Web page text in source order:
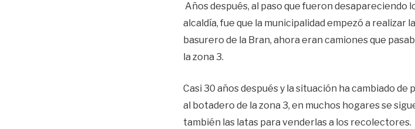
Años después, al paso que fueron desapareciendo
alcaldía, fue que la municipalidad empezó a realizar
basurero de la Bran, ahora eran camiones que
la zona 3.
Casi 30 años después y la situación ha cambiado
al botadero de la zona 3, en muchos hogares se
también las latas para venderlas a los